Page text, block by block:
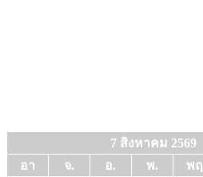
7 สิงหาคม 2569
อา
จ. อ. พ. พฤ